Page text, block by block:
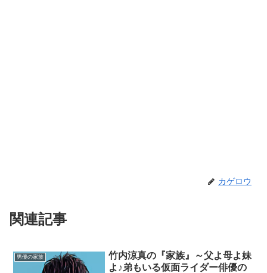
カゲロウ
関連記事
男優の家族
竹内涼真の『家族』～父よ母よ妹
よ♪弟もいる仮面ライダー俳優の